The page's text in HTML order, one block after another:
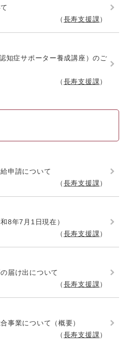
長寿支援課
知症サポーター養成講座）のご
長寿支援課
申請について
長寿支援課
8年7月1日現在）
長寿支援課
届け出について
長寿支援課
事業について（概要）
長寿支援課